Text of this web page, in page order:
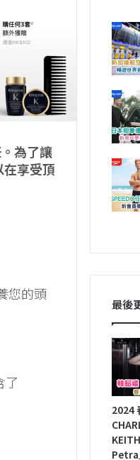
為了讓
享受頂
您的頭
了
最後
2024
Petra